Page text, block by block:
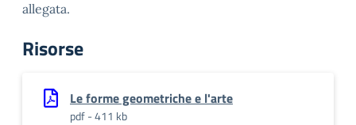
allegata.
Risorse
Le forme geometriche e l'arte
pdf - 411 kb